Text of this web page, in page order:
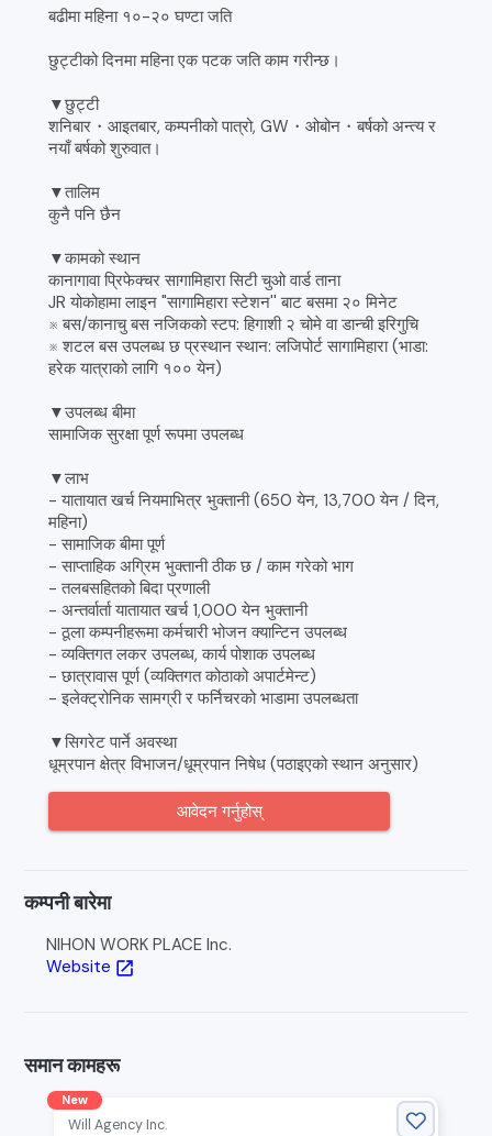
बढीमा महिना १०-२० घण्टा जति
छुट्टीको दिनमा महिना एक पटक जति काम गरीन्छ।
▼छुट्टी
शनिबार・आइतबार, कम्पनीको पात्रो, GW・ओबोन・बर्षको अन्त्य र
नयाँ बर्षको शुरुवात।
▼तालिम
कुनै पनि छैन
▼कामको स्थान
कानागावा प्रिफेक्चर सागामिहारा सिटी चुओ वार्ड ताना
JR योकोहामा लाइन "सागामिहारा स्टेशन'' बाट बसमा २० मिनेट
※ बस/कानाचु बस नजिकको स्टप: हिगाशी २ चोमे वा डान्ची इरिगुचि
※ शटल बस उपलब्ध छ प्रस्थान स्थान: लजिपोर्ट सागामिहारा (भाडा:
हरेक यात्राको लागि १०० येन)
▼उपलब्ध बीमा
सामाजिक सुरक्षा पूर्ण रूपमा उपलब्ध
▼लाभ
- यातायात खर्च नियमाभित्र भुक्तानी (650 येन, 13,700 येन / दिन,
महिना)
- सामाजिक बीमा पूर्ण
- साप्ताहिक अग्रिम भुक्तानी ठीक छ / काम गरेको भाग
- तलबसहितको बिदा प्रणाली
- अन्तर्वार्ता यातायात खर्च 1,000 येन भुक्तानी
- ठूला कम्पनीहरूमा कर्मचारी भोजन क्यान्टिन उपलब्ध
- व्यक्तिगत लकर उपलब्ध, कार्य पोशाक उपलब्ध
- छात्रावास पूर्ण (व्यक्तिगत कोठाको अपार्टमेन्ट)
- इलेक्ट्रोनिक सामग्री र फर्निचरको भाडामा उपलब्धता
▼सिगरेट पार्ने अवस्था
धूम्रपान क्षेत्र विभाजन/धूम्रपान निषेध (पठाइएको स्थान अनुसार)
आवेदन गर्नुहोस्
कम्पनी बारेमा
NIHON WORK PLACE Inc.
Website open_in_new
समान कामहरू
New
Will Agency Inc.